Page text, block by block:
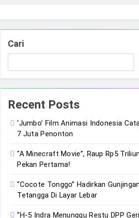
Cari
Recent Posts
‘Jumbo’ Film Animasi Indonesia
7 Juta Penonton
“A Minecraft Movie”, Raup Rp5
Pekan Pertama!
“Cocote Tonggo” Hadirkan Gunjingan
Tetangga Di Layar Lebar
“H-5 Indra Menunggu Restu DPP